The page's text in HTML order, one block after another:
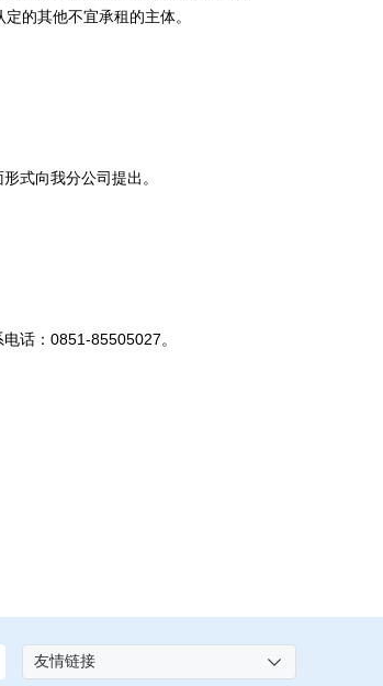
的其他不宜承租的主体。
式向我分公司提出。
话：0851-85505027。
友情链接